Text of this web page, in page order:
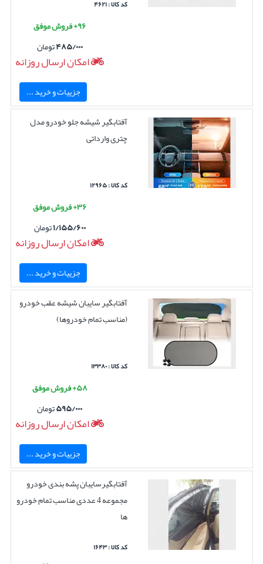
کد کالا : ۴۶۲۱
۹۶+ فروش موفق
۴۸۵/۰۰۰تومان
امکان ارسال روزانه
جزییات و خرید ...
آفتابگیر شیشه جلو خودرو مدل
چتری وارداتی
کد کالا : ۱۲۹۶۵
۳۶+ فروش موفق
۱/۱۵۵/۶۰۰تومان
امکان ارسال روزانه
جزییات و خرید ...
آفتابگیر سایبان شیشه عقب خودرو
(مناسب تمام خودروها)
کد کالا : ۱۳۳۸۰
۵۸+ فروش موفق
۵۹۵/۰۰۰تومان
امکان ارسال روزانه
جزییات و خرید ...
آفتابگیرسایبان پشه بندی خودرو
مجموعه 4 عددی مناسب تمام خودرو
ها
کد کالا : ۱۶۴۳